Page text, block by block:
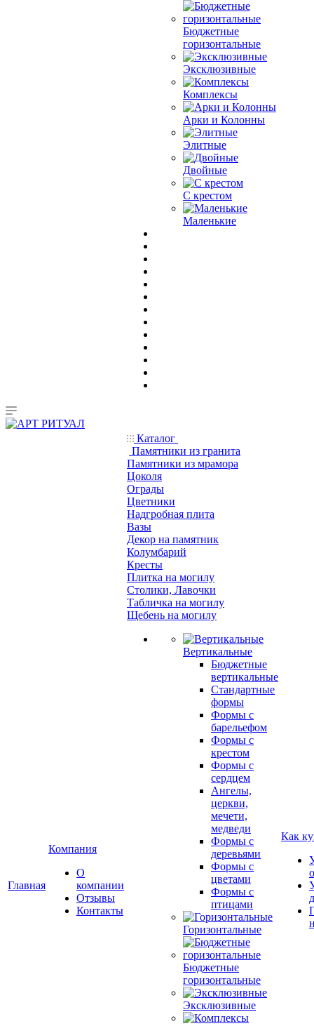
Бюджетные
горизонтальные
Эксклюзивные
Комплексы
Арки и Колонны
Элитные
Двойные
С крестом
Маленькие
Главная
Компания
О
компании
Отзывы
Контакты
Каталог
Памятники из гранита
Памятники из мрамора
Цоколя
Ограды
Цветники
Надгробная плита
Вазы
Декор на памятник
Колумбарий
Кресты
Плитка на могилу
Столики, Лавочки
Табличка на могилу
Щебень на могилу
Вертикальные
Бюджетные
вертикальные
Стандартные
формы
Формы с
барельефом
Формы с
крестом
Формы с
сердцем
Ангелы,
церкви,
мечети,
медведи
Формы с
деревьями
Формы с
цветами
Формы с
птицами
Горизонтальные
Бюджетные
горизонтальные
Эксклюзивные
Как